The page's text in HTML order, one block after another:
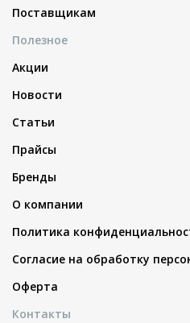
Поставщикам
Полезное
Акции
Новости
Статьи
Прайсы
Бренды
О компании
Политика
Согласие на обработку
Оферта
Контакты